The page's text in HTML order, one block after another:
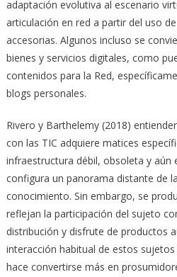
adaptación evolutiva al escenario
articulación en red a partir del uso
accesorias. Algunos incluso se
bienes y servicios digitales, como
contenidos para la Red,
blogs personales.
Rivero y Barthelemy (2018)
con las TIC adquiere matices
infraestructura débil, obsoleta y aún
configura un panorama distante de
conocimiento. Sin embargo, se
reflejan la participación del sujeto
distribución y disfrute de productos
interacción habitual de estos
hace convertirse más en